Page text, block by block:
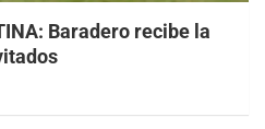
Baradero recibe la